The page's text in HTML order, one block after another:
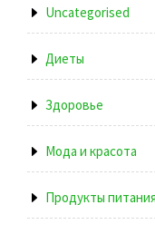
Uncategorised
Диеты
Здоровье
Мода и красота
Продукты питания